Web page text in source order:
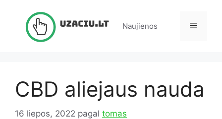
Naujienos Meniu
CBD aliejaus nauda
16 liepos, 2022 pagal tomas